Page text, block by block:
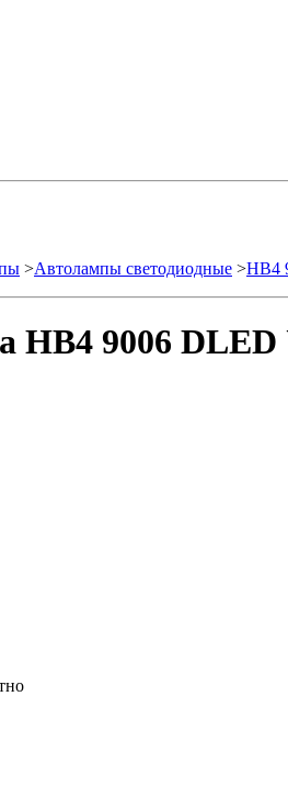
>Автолампы светодиодные >HB4
HB4 9006